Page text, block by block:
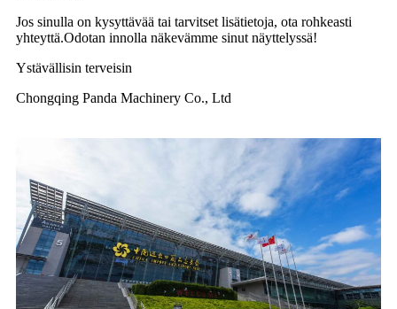
Jos sinulla on kysyttävää tai tarvitset lisätietoja, ota rohkeasti
yhteyttä.Odotan innolla näkevämme sinut näyttelyssä!
Ystävällisin terveisin
Chongqing Panda Machinery Co., Ltd